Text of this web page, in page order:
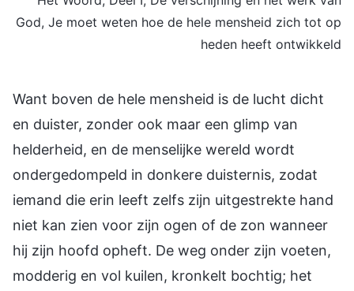
God, Je moet weten hoe de hele mensheid zich tot op
heden heeft ontwikkeld
Want boven de hele mensheid is de lucht dicht
en duister, zonder ook maar een glimp van
helderheid, en de menselijke wereld wordt
ondergedompeld in donkere duisternis, zodat
iemand die erin leeft zelfs zijn uitgestrekte hand
niet kan zien voor zijn ogen of de zon wanneer
hij zijn hoofd opheft. De weg onder zijn voeten,
modderig en vol kuilen, kronkelt bochtig; het